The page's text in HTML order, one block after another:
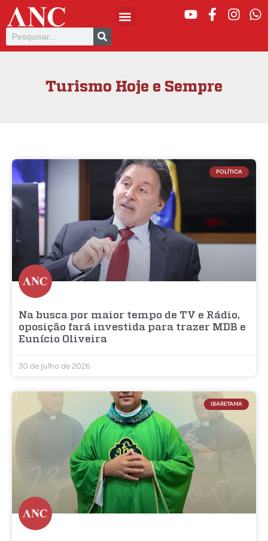
Turismo Hoje e Sempre
POLÍTICA
Na busca por maior tempo de TV e Rádio,
oposição fará investida para trazer MDB e
Eunício Oliveira
30 de julho de 2026
IBARETAMA